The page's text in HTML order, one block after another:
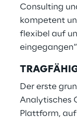
Consulting
kompetent
flexibel auf
Der erste
Analytisches
Plattform,